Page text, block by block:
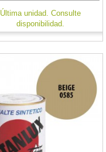
Última unidad. Consulte
disponibilidad.